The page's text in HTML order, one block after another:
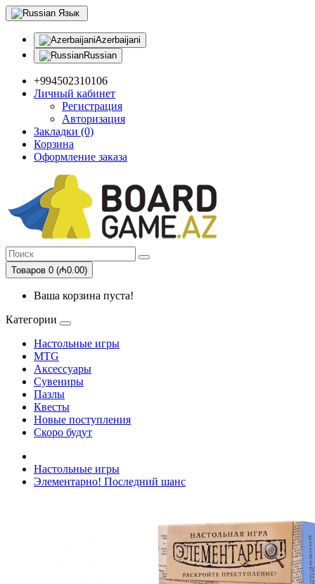
Язык
Azerbaijani
Russian
+994502310106
Личный кабинет
Регистрация
Авторизация
Закладки (0)
Корзина
Оформление заказа
Товаров 0 (₼0.00)
Ваша корзина пуста!
Категории
Настольные игры
MTG
Аксессуары
Сувениры
Пазлы
Квесты
Новые поступления
Скоро будут
Настольные игры
Элементарно! Последний шанс